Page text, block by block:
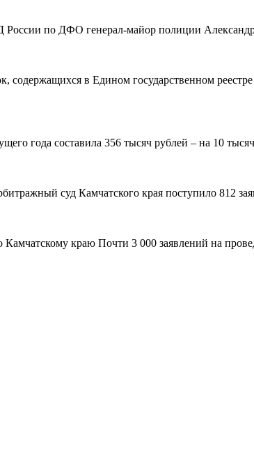
России по ДФО генерал-майор полиции
содержащихся в Едином государственном
года составила 356 тысяч рублей – на 10
суд Камчатского края поступило 812
краю Почти 3 000 заявлений на